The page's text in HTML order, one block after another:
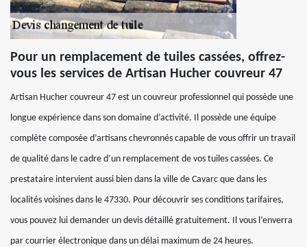
Pour un remplacement de tuiles cassées, offrez-
vous les services de Artisan Hucher couvreur 47
Artisan Hucher couvreur 47 est un couvreur professionnel qui possède une
longue expérience dans son domaine d’activité. Il possède une équipe
complète composée d’artisans chevronnés capable de vous offrir un travail
de qualité dans le cadre d’un remplacement de vos tuiles cassées. Ce
prestataire intervient aussi bien dans la ville de Cavarc que dans les
localités voisines dans le 47330. Pour découvrir ses conditions tarifaires,
vous pouvez lui demander un devis détaillé gratuitement. Il vous l’enverra
par courrier électronique dans un délai maximum de 24 heures.